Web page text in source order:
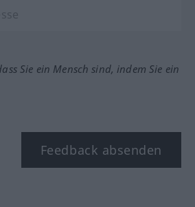
Sie ein Mensch sind, indem Sie ein
Feedback absenden